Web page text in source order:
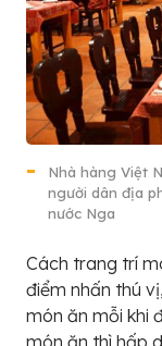
Nhà hàng Việt
người dân địa
nước Nga
Cách trang trí
điểm nhấn thú
món ăn mỗi khi